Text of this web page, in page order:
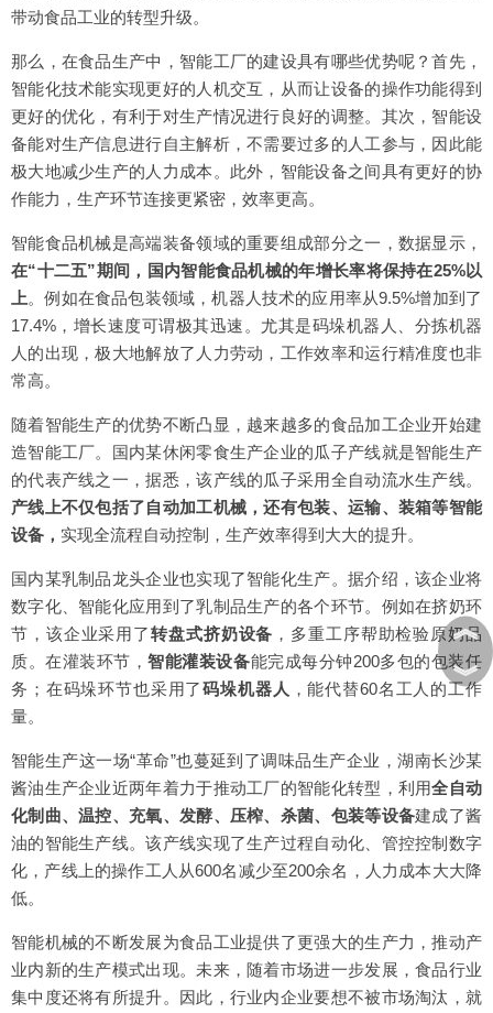
带动食品工业的转型升级。
那么，在食品生产中，智能工厂的建设具有哪些优势呢？首先，
智能化技术能实现更好的人机交互，从而让设备的操作功能得到
更好的优化，有利于对生产情况进行良好的调整。其次，智能设
备能对生产信息进行自主解析，不需要过多的人工参与，因此能
极大地减少生产的人力成本。此外，智能设备之间具有更好的协
作能力，生产环节连接更紧密，效率更高。
智能食品机械是高端装备领域的重要组成部分之一，数据显示，
在“十二五”期间，国内智能食品机械的年增长率将保持在25%以
上。例如在食品包装领域，机器人技术的应用率从9.5%增加到了
17.4%，增长速度可谓极其迅速。尤其是码垛机器人、分拣机器
人的出现，极大地解放了人力劳动，工作效率和运行精准度也非
常高。
随着智能生产的优势不断凸显，越来越多的食品加工企业开始建
造智能工厂。国内某休闲零食生产企业的瓜子产线就是智能生产
的代表产线之一，据悉，该产线的瓜子采用全自动流水生产线。
产线上不仅包括了自动加工机械，还有包装、运输、装箱等智能
设备， 实现全流程自动控制，生产效率得到大大的提升。
国内某乳制品龙头企业也实现了智能化生产。据介绍，该企业将
数字化、智能化应用到了乳制品生产的各个环节。例如在挤奶环
节，该企业采用了转盘式挤奶设备 ，多重工序帮助检验原奶品
质。在灌装环节，智能灌装设备能完成每分钟200多包的包装任
务；在码垛环节也采用了码垛机器人 ，能代替60名工人的工作
量。
智能生产这一场“革命”也蔓延到了调味品生产企业，湖南长沙某
酱油生产企业近两年着力于推动工厂的智能化转型，利用全自动
化制曲、温控、充氧、发酵、压榨、杀菌、包装等设备建成了酱
油的智能生产线。该产线实现了生产过程自动化、管控控制数字
化，产线上的操作工人从600名减少至200余名，人力成本大大降
低。
智能机械的不断发展为食品工业提供了更强大的生产力，推动产
业内新的生产模式出现。未来，随着市场进一步发展，食品行业
集中度还将有所提升。因此，行业内企业要想不被市场淘汰，就
︽
︾